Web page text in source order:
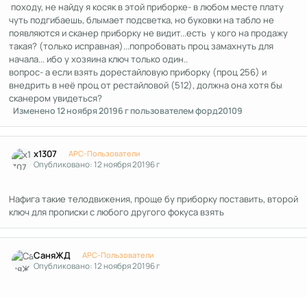
походу, не найду я косяк в этой приборке- в любом месте плату
чуть подгибаешь, блымает подсветка, но буковки на табло не
появляются и сканер приборку не видит...есть у кого на продажу
такая? (только исправная)...попробовать проц замахнуть для
начала... ибо у хозяина ключ только один..
вопрос- а если взять дорестайловую приборку (проц 256) и
внедрить в неё проц от рестайловой (512), должна она хотя бы
сканером увидеться?
Изменено12 ноября 20196 гпользователем форд20109
x1307 APC-Пользователи
Опубликовано:12 ноября 20196 г
Нафига такие телодвижения, проще бу приборку поставить, второй
ключ для прописки с любого другого фокуса взять
СаняЖД APC-Пользователи
Опубликовано:12 ноября 20196 г